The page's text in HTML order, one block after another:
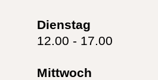
Dienstag
12.00 - 17.00
Mittwoch